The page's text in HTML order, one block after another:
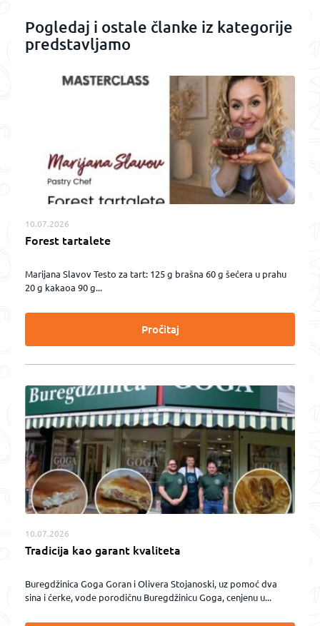
Pogledaj i ostale članke iz kategorije
predstavljamo
10.07.2026
Forest tartalete
Marijana Slavov Testo za tart: 125 g brašna 60 g šećera u prahu
20 g kakaoa 90 g...
Pročitaj
10.07.2026
Tradicija kao garant kvaliteta
Buregdžinica Goga Goran i Olivera Stojanoski, uz pomoć dva
sina i ćerke, vode porodičnu Buregdžinicu Goga, cenjenu u...